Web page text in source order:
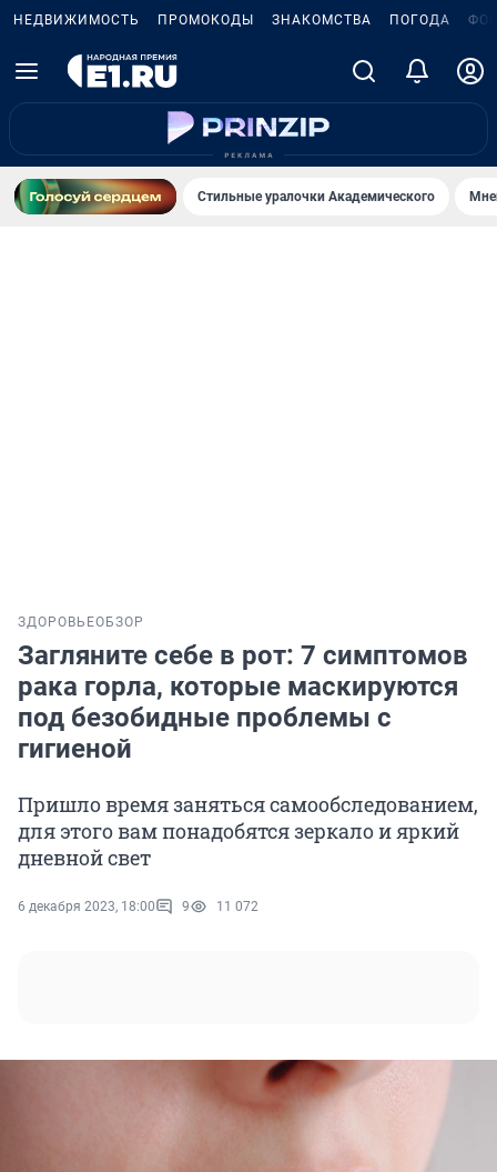
НЕДВИЖИМОСТЬ ПРОМОКОДЫ ЗНАКОМСТВА ПОГОДА
Стильные уралочки Академического
ЗДОРОВЬЕОБЗОР
Загляните себе в рот: 7 симптомов
рака горла, которые маскируются
под безобидные проблемы с
гигиеной
Пришло время заняться самообследованием,
для этого вам понадобятся зеркало и яркий
дневной свет
6 декабря 2023, 18:00 9 11 072